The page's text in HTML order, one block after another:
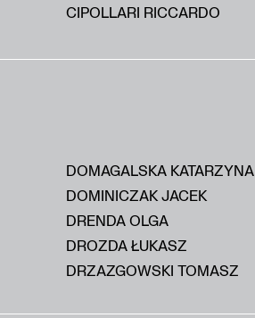
CIPOLLARI RICCARDO
DOMAGALSKA KATARZYNA
DOMINICZAK JACEK
DRENDA OLGA
DROZDA ŁUKASZ
DRZAZGOWSKI TOMASZ